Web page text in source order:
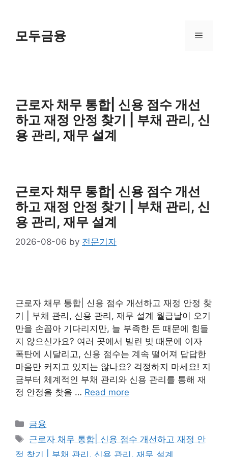
content모두금융 Menu
근로자 채무 통합| 신용 점수 개선
하고 재정 안정 찾기 | 부채 관리, 신
용 관리, 재무 설계
근로자 채무 통합| 신용 점수 개선
하고 재정 안정 찾기 | 부채 관리, 신
용 관리, 재무 설계
2026-08-06 by 전문기자
근로자 채무 통합| 신용 점수 개선하고 재정 안정 찾
기 | 부채 관리, 신용 관리, 재무 설계 월급날이 오기
만을 손꼽아 기다리지만, 늘 부족한 돈 때문에 힘들
지 않으신가요? 여러 곳에서 빌린 빚 때문에 이자
폭탄에 시달리고, 신용 점수는 계속 떨어져 답답한
마음만 커지고 있지는 않나요? 걱정하지 마세요! 지
금부터 체계적인 부채 관리와 신용 관리를 통해 재
정 안정을 찾을 … Read more
Categories
금융
Tags
근로자 채무 통합| 신용 점수 개선하고 재정 안
정 찾기 | 부채 관리, 신용 관리, 재무 설계